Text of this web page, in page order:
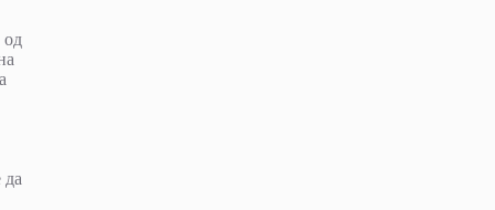
од
да